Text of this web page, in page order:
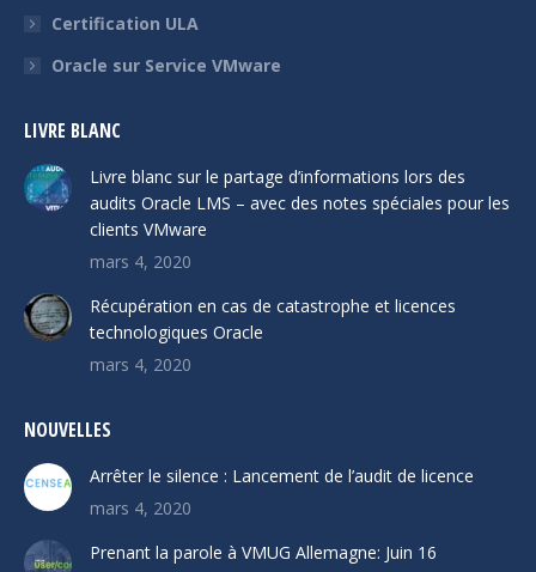
Certification ULA
Oracle sur Service VMware
LIVRE BLANC
Livre blanc sur le partage d’informations lors des
audits Oracle LMS – avec des notes spéciales pour les
clients VMware
mars 4, 2020
Récupération en cas de catastrophe et licences
technologiques Oracle
mars 4, 2020
NOUVELLES
Arrêter le silence : Lancement de l’audit de licence
mars 4, 2020
Prenant la parole à VMUG Allemagne: Juin 16